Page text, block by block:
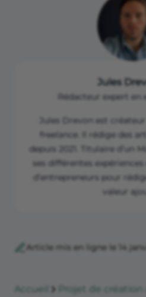
Jules
Rédacteur expert
Jules Drevon est
freelance. Il rédige des
depuis 2021. Titulaire d’un
ses différentes
d’entrepreneurs pour
valeur
Article mis en ligne le 14
Accueil
Projet de